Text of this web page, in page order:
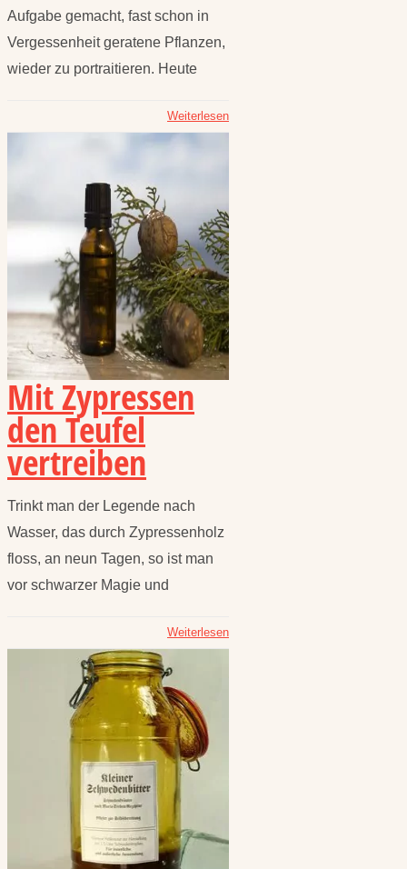
Aufgabe gemacht, fast schon in
Vergessenheit geratene Pflanzen,
wieder zu portraitieren. Heute
Weiterlesen
Mit Zypressen
den Teufel
vertreiben
Trinkt man der Legende nach
Wasser, das durch Zypressenholz
floss, an neun Tagen, so ist man
vor schwarzer Magie und
Weiterlesen